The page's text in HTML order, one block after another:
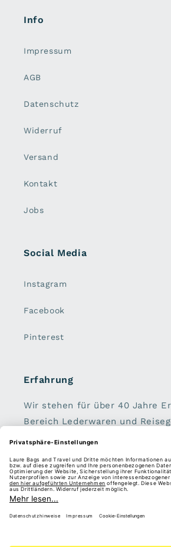
Info
Impressum
AGB
Datenschutz
Widerruf
Versand
Kontakt
Jobs
Social Media
Instagram
Facebook
Pinterest
Erfahrung
Wir stehen für über 40 Jahre
Bereich Lederwaren und
Handtaschen, Geldbörsen,
Sei dabei:
E-Mail